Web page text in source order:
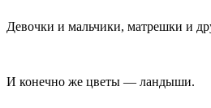
Девочки и мальчики, матрешки и
И конечно же цветы — ландыши.